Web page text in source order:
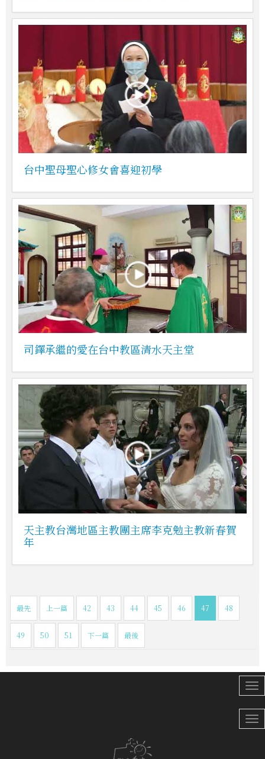
台中聖母聖心修女會喜迎初學
司鐸承繼的愛在台中教區清水天主堂
天主教台灣地區主教團主席李克勉主教新春賀
年
最先 上一篇 42 43 44 45 46 47 48
49 50 51 下一篇 最後